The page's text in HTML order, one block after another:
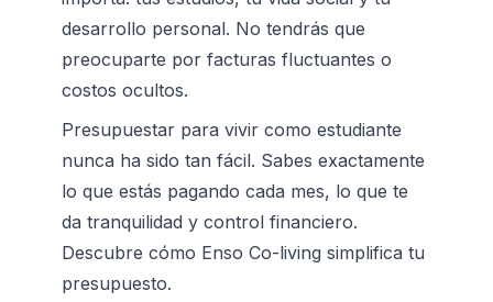
desarrollo personal. No tendrás que
preocuparte por facturas fluctuantes o
costos ocultos.
Presupuestar para vivir como estudiante
nunca ha sido tan fácil. Sabes exactamente
lo que estás pagando cada mes, lo que te
da tranquilidad y control financiero.
Descubre cómo Enso Co-living simplifica tu
presupuesto.